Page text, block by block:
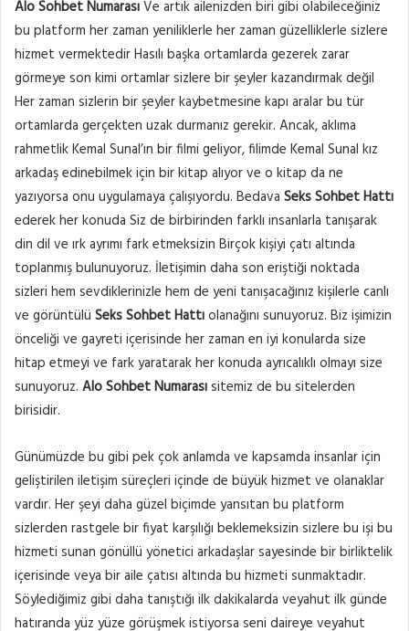
Alo Sohbet NumarasıVe artık ailenizden biri gibi olabileceğiniz
bu platform her zaman yeniliklerle her zaman güzelliklerle sizlere
hizmet vermektedir Hasılı başka ortamlarda gezerek zarar
görmeye son kimi ortamlar sizlere bir şeyler kazandırmak değil
Her zaman sizlerin bir şeyler kaybetmesine kapı aralar bu tür
ortamlarda gerçekten uzak durmanız gerekir. Ancak, aklıma
rahmetlik Kemal Sunal’ın bir filmi geliyor, filimde Kemal Sunal kız
arkadaş edinebilmek için bir kitap alıyor ve o kitap da ne
yazıyorsa onu uygulamaya çalışıyordu. Bedava Seks Sohbet Hattı
ederek her konuda Siz de birbirinden farklı insanlarla tanışarak
din dil ve ırk ayrımı fark etmeksizin Birçok kişiyi çatı altında
toplanmış bulunuyoruz. İletişimin daha son eriştiği noktada
sizleri hem sevdiklerinizle hem de yeni tanışacağınız kişilerle canlı
ve görüntülü Seks Sohbet Hattıolanağını sunuyoruz. Biz işimizin
önceliği ve gayreti içerisinde her zaman en iyi konularda size
hitap etmeyi ve fark yaratarak her konuda ayrıcalıklı olmayı size
sunuyoruz. Alo Sohbet Numarasısitemiz de bu sitelerden
birisidir.
Günümüzde bu gibi pek çok anlamda ve kapsamda insanlar için
geliştirilen iletişim süreçleri içinde de büyük hizmet ve olanaklar
vardır. Her şeyi daha güzel biçimde yansıtan bu platform
sizlerden rastgele bir fiyat karşılığı beklemeksizin sizlere bu işi bu
hizmeti sunan gönüllü yönetici arkadaşlar sayesinde bir birliktelik
içerisinde veya bir aile çatısı altında bu hizmeti sunmaktadır.
Söylediğimiz gibi daha tanıştığı ilk dakikalarda veyahut ilk günde
hatıranda yüz yüze görüşmek istiyorsa seni daireye veyahut